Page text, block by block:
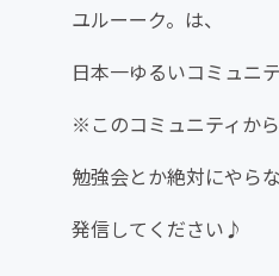
ユルーーク。は、
日本一ゆるいコミュニ
※このコミュニティか
勉強会とか絶対にやらな
発信してください♪